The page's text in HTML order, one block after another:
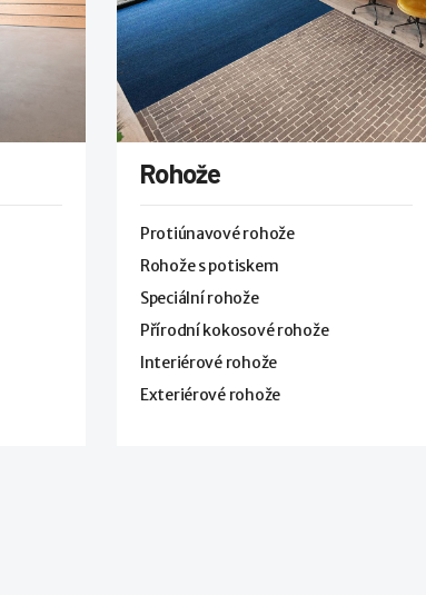
Rohože
Protiúnavové rohože
Rohože s potiskem
Speciální rohože
Přírodní kokosové rohože
Interiérové rohože
Exteriérové rohože